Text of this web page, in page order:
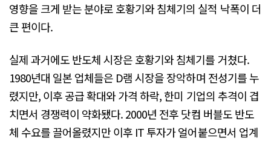
영향을 크게 받는 분야로 호황기와 침체기의 실적 낙폭이 더
큰 편이다.
실제 과거에도 반도체 시장은 호황기와 침체기를 거쳤다.
1980년대 일본 업체들은 D램 시장을 장악하며 전성기를 누
렸지만, 이후 공급 확대와 가격 하락, 한미 기업의 추격이 겹
치면서 경쟁력이 약화됐다. 2000년 전후 닷컴 버블도 반도
체 수요를 끌어올렸지만 이후 IT 투자가 얼어붙으면서 업계